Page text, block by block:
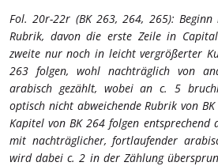
Fol. 20r-22r (BK 263, 264, 265):
Rubrik, davon die erste Zeile in
zweite nur noch in leicht vergrößerter
263 folgen, wohl nachträglich von
arabisch gezählt, wobei an c. 5
optisch nicht abweichende Rubrik von
Kapitel von BK 264 folgen entsprechend
mit nachträglicher, fortlaufender
wird dabei c. 2 in der Zählung